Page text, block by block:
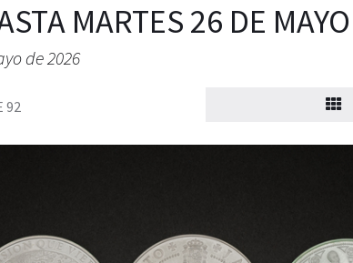
MARTES 26 DE MAYO
de 2026
92